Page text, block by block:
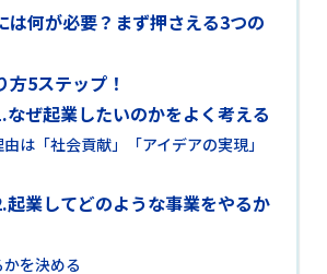
は何が必要？まず押さえる3つの
方5ステップ！
なぜ起業したいのかをよく考える
は「社会貢献」「アイデアの実現」
起業してどのような事業をやるか
を決める